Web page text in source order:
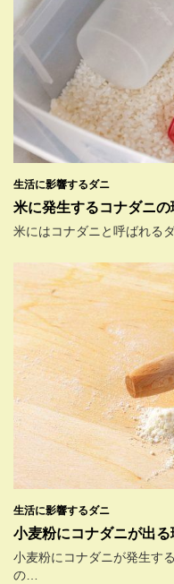
生活に影響するダニ
米に発生するコナダニ
米にはコナダニと呼ばれる
生活に影響するダニ
小麦粉にコナダニが出
小麦粉にコナダニが発生す
の…